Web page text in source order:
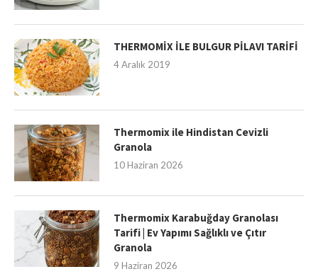
THERMOMİX İLE BULGUR PİLAVI TARİFİ
4 Aralık 2019
Thermomix ile Hindistan Cevizli
Granola
10 Haziran 2026
Thermomix Karabuğday Granolası
Tarifi | Ev Yapımı Sağlıklı ve Çıtır
Granola
9 Haziran 2026